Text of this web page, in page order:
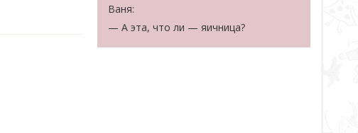
Ваня:
— А эта, что ли — яичница?